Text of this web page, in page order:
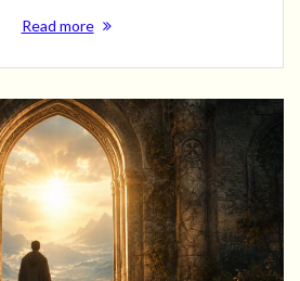
Read more